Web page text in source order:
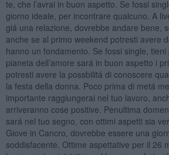
te, che l’avrai in buon aspetto. Se fossi
giorno ideale, per incontrare qualcuno. A
giá una relazione, dovrebbe andare bene,
anche se al primo weekend potresti avere
hanno un fondamento. Se fossi single,
pianeta dell’amore sará in buon aspetto i
potresti avere la possbilitá di conoscere
la festa della donna. Poco prima di metá
importante raggiungerai nel tuo lavoro,
arriveranno cose positive. Penultima
sará nel tuo segno, con ottimi aspetti sia
Giove in Cancro, dovrebbe essere una
soddisfacente. Ottime aspettative per il 26